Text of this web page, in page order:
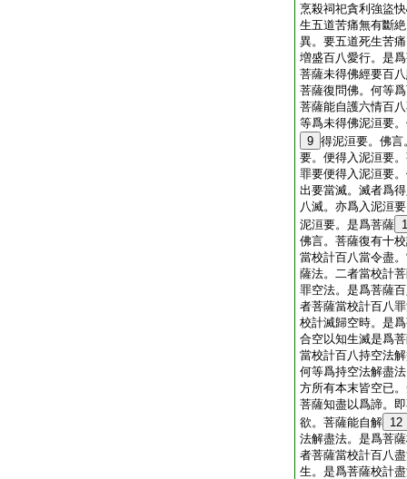
烹殺祠祀貪利強盜
生五道苦痛無有斷
異。要五道死生苦
増盛百八愛行。是
菩薩未得佛經要百
菩薩復問佛。何等
菩薩能自護六情百
等爲未得佛泥洹要
9 得泥洹要。佛言
要。便得入泥洹要
罪要便得入泥洹要
出要當滅。滅者爲
八滅。亦爲入泥洹
泥洹要。是爲菩薩
佛言。菩薩復有十
當校計百八當令盡
薩法。二者當校計
罪空法。是爲菩薩
者菩薩當校計百八
校計滅歸空時。是
合空以知生滅是爲
當校計百八持空法
何等爲持空法解盡
方所有本末皆空已
菩薩知盡以爲諦。
欲。菩薩能自解 12
法解盡法。是爲菩
者菩薩當校計百八
生。是爲菩薩校計